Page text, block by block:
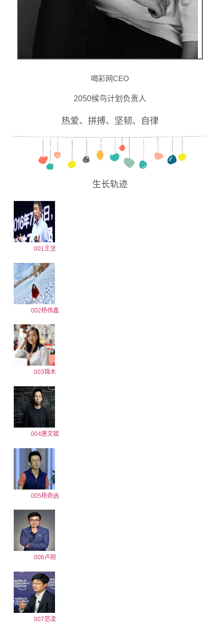
喝彩网CEO
2050候鸟计划负责人
热爱、拼搏、坚韧、自律
生长轨迹
001王坚
002杨伟鑫
003锦木
004唐文斌
005杨奇函
006卢刚
007范凌